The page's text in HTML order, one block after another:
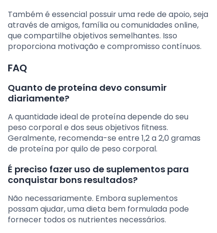
Também é essencial possuir uma rede de apoio, seja
através de amigos, família ou comunidades online,
que compartilhe objetivos semelhantes. Isso
proporciona motivação e compromisso contínuos.
FAQ
Quanto de proteína devo consumir
diariamente?
A quantidade ideal de proteína depende do seu
peso corporal e dos seus objetivos fitness.
Geralmente, recomenda-se entre 1,2 a 2,0 gramas
de proteína por quilo de peso corporal.
É preciso fazer uso de suplementos para
conquistar bons resultados?
Não necessariamente. Embora suplementos
possam ajudar, uma dieta bem formulada pode
fornecer todos os nutrientes necessários.